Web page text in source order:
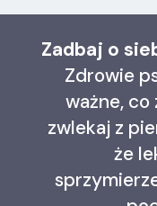
Zadbaj o
Zdrowie
ważne,
zwlekaj z
że